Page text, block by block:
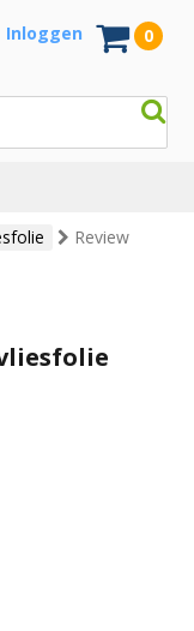
Inloggen 0
Review